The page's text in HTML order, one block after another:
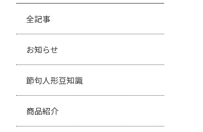
全記事
お知らせ
節句人形豆知識
商品紹介